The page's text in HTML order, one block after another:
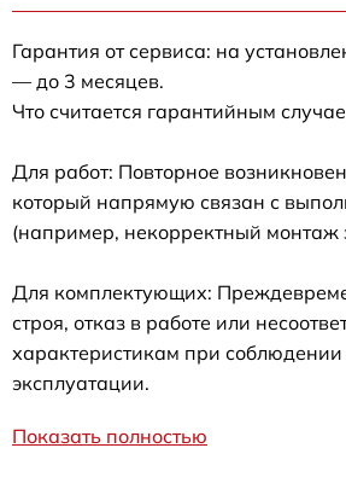
Гарантия от сервиса: на
— до 3 месяцев.
Что считается гарантийным
Для работ: Повторное
который напрямую связан с
(например, некорректный монтаж
Для комплектующих:
строя, отказ в работе или
характеристикам при соблюдении
эксплуатации.
Показать полностью